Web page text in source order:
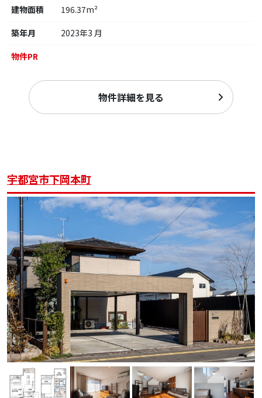
建物面積
196.37m²
築年月
2023年3 月
物件PR
物件詳細を見る
宇都宮市下岡本町